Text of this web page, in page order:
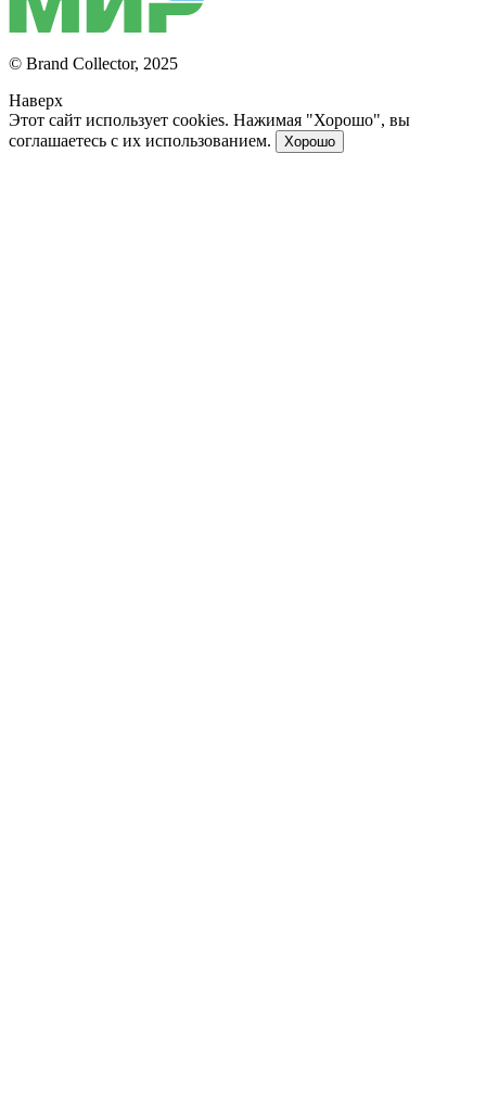
© Brand Collector, 2025
Наверх
Этот сайт использует cookies. Нажимая "Хорошо", вы
соглашаетесь с их использованием.
Хорошо